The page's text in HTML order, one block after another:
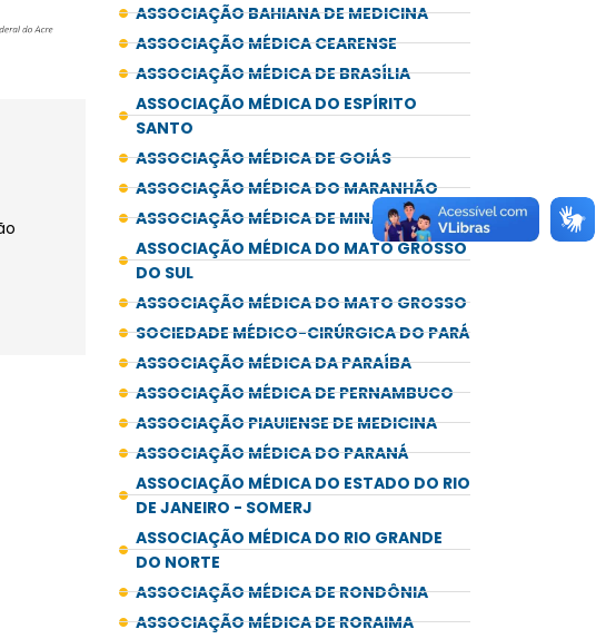
ASSOCIAÇÃO BAHIANA DE MEDICINA
ASSOCIAÇÃO MÉDICA CEARENSE
ASSOCIAÇÃO MÉDICA DE BRASÍLIA
ASSOCIAÇÃO MÉDICA DO ESPÍRITO
SANTO
ASSOCIAÇÃO MÉDICA DE GOIÁS
ASSOCIAÇÃO MÉDICA DO MARANHÃO
ASSOCIAÇÃO MÉDICA DE MINAS GERAIS
ASSOCIAÇÃO MÉDICA DO MATO GROSSO
DO SUL
ASSOCIAÇÃO MÉDICA DO MATO GROSSO
SOCIEDADE MÉDICO-CIRÚRGICA DO PARÁ
ASSOCIAÇÃO MÉDICA DA PARAÍBA
ASSOCIAÇÃO MÉDICA DE PERNAMBUCO
ASSOCIAÇÃO PIAUIENSE DE MEDICINA
ASSOCIAÇÃO MÉDICA DO PARANÁ
ASSOCIAÇÃO MÉDICA DO ESTADO DO RIO
DE JANEIRO - SOMERJ
ASSOCIAÇÃO MÉDICA DO RIO GRANDE
DO NORTE
ASSOCIAÇÃO MÉDICA DE RONDÔNIA
ASSOCIAÇÃO MÉDICA DE RORAIMA